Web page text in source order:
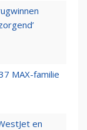
MAX-familie
en